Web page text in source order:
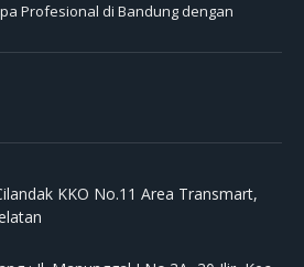
Profesional di Bandung dengan
KKO No.11 Area Transmart,